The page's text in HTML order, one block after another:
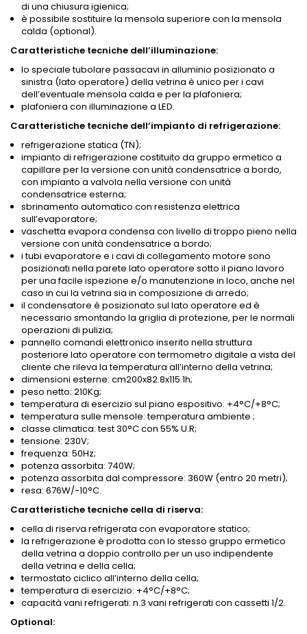
di una chiusura igienica;
è possibile sostituire la mensola superiore con la mensola
calda (optional).
Caratteristiche tecniche dell’illuminazione:
lo speciale tubolare passacavi in alluminio posizionato a
sinistra (lato operatore) della vetrina è unico per i cavi
dell’eventuale mensola calda e per la plafoniera;
plafoniera con illuminazione a LED.
Caratteristiche tecniche dell’impianto di refrigerazione:
refrigerazione statica (TN);
impianto di refrigerazione costituito da gruppo ermetico a
capillare per la versione con unità condensatrice a bordo,
con impianto a valvola nella versione con unità
condensatrice esterna;
sbrinamento automatico con resistenza elettrica
sull’evaporatore;
vaschetta evapora condensa con livello di troppo pieno nella
versione con unità condensatrice a bordo;
i tubi evaporatore e i cavi di collegamento motore sono
posizionati nella parete lato operatore sotto il piano lavoro
per una facile ispezione e/o manutenzione in loco, anche nel
caso in cui la vetrina sia in composizione di arredo;
il condensatore è posizionato sul lato operatore ed è
necessario smontando la griglia di protezione, per le normali
operazioni di pulizia;
pannello comandi elettronico inserito nella struttura
posteriore lato operatore con termometro digitale a vista del
cliente che rileva la temperatura all’interno della vetrina;
dimensioni esterne: cm200x82.8x115.1h;
peso netto: 210Kg;
temperatura di esercizio sul piano espositivo: +4°C/+8°C;
temperatura sulle mensole: temperatura ambiente ;
classe climatica: test 30°C con 55% U.R;
tensione: 230V;
frequenza: 50Hz;
potenza assorbita: 740W;
potenza assorbita dal compressore: 360W (entro 20 metri);
resa: 676W/-10°C.
Caratteristiche tecniche cella di riserva:
cella di riserva refrigerata con evaporatore statico;
la refrigerazione è prodotta con lo stesso gruppo ermetico
della vetrina a doppio controllo per un uso indipendente
della vetrina e della cella;
termostato ciclico all’interno della cella;
temperatura di esercizio: +4°C/+8°C;
capacità vani refrigerati: n.3 vani refrigerati con cassetti 1/2.
Optional: